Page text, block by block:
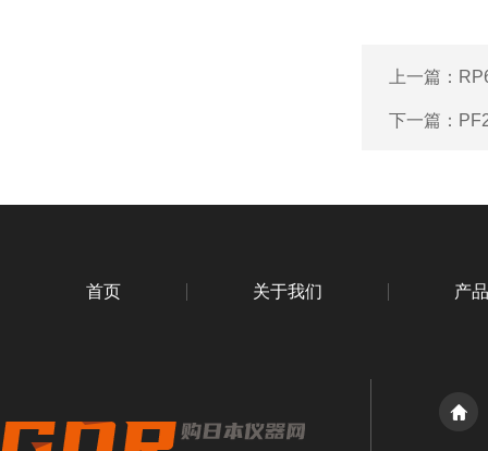
上一篇：
下一篇：
首页 关于我们 产